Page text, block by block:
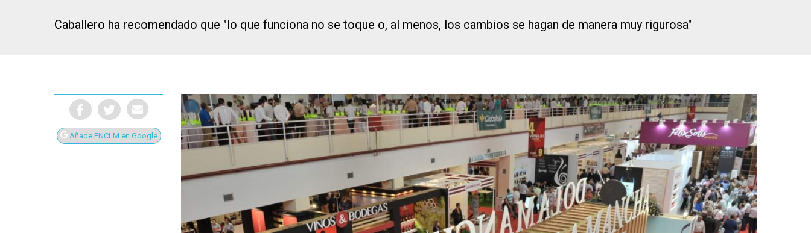
Presiona Intro para buscar o ESC para cerrar
Caballero ha recomendado que "lo que funciona no se toque o, al menos, los cambios se hagan de manera muy rigurosa"
Añade ENCLM en Google